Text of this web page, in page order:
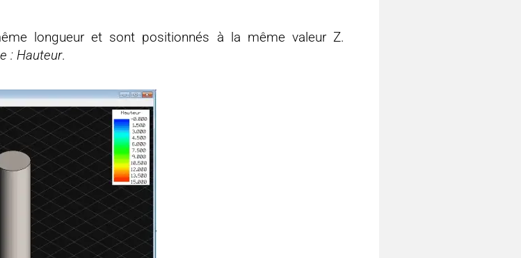
longueur et sont positionnés à la même valeur Z.
: Hauteur.